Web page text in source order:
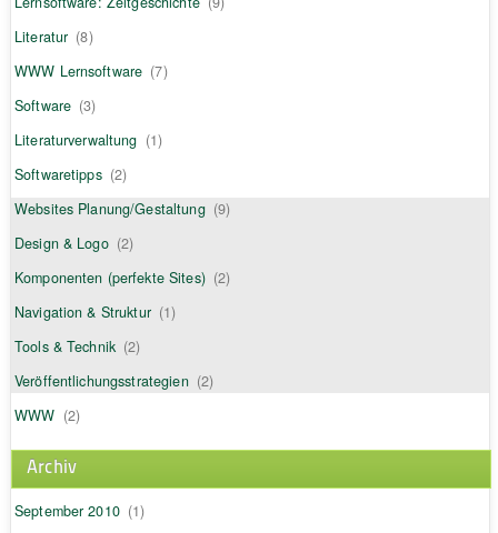
Literatur (8)
WWW Lernsoftware (7)
Software (3)
Literaturverwaltung (1)
Softwaretipps (2)
Websites Planung/Gestaltung (9)
Design & Logo (2)
Komponenten (perfekte Sites) (2)
Navigation & Struktur (1)
Tools & Technik (2)
Veröffentlichungsstrategien (2)
WWW (2)
Archiv
September 2010 (1)